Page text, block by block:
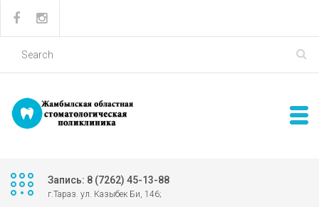
Запись: 8 (7262) 45-13-88
г.Тараз. ул. Казыбек Би, 146;